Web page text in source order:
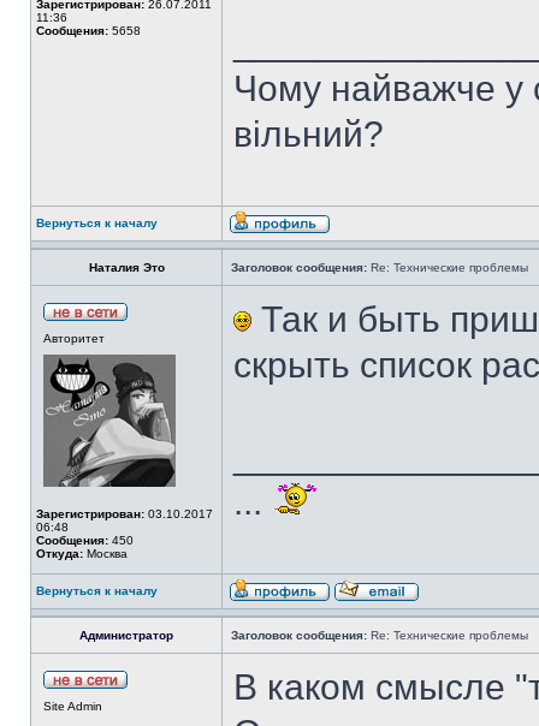
Зарегистрирован: 26.07.2011
11:36
Сообщения: 5658
Чому найважче у
вільний?
Вернуться к началу
Наталия Это Заголовок сообщения: Re: Технические проблемы
Авторитет
Зарегистрирован: 03.10.2017
06:48
Сообщения: 450
Откуда: Москва
Так и быть
скрыть список
...
Вернуться к началу
Администратор Заголовок сообщения: Re: Технические проблемы
Site Admin
В каком смысле